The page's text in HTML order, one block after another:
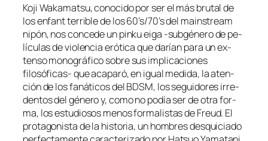
Koji Wakamatsu, co­no­ci­do por ser el más bru­tal de
losen­fant te­rri­blede los 60’s/70’s del mains­tream
ni­pón, nos con­ce­de un pin­ku ei­ga ‑sub­gé­ne­ro de pe­
lí­cu­las devio­len­cia eró­ti­caque da­rían pa­ra un ex­
ten­so mo­no­grá­fi­co so­bre sus im­pli­ca­cio­nes
filosóficas- que aca­pa­ró, en igual me­di­da, la aten­
ción de los fa­ná­ti­cos del BDSM, los se­gui­do­res irre­
den­tos del gé­ne­ro y, co­mo no po­día ser de otra for­
ma, los es­tu­dio­sos me­nos for­ma­lis­tas de Freud. El
pro­ta­go­nis­ta de la his­to­ria, un hom­bres des­qui­cia­do